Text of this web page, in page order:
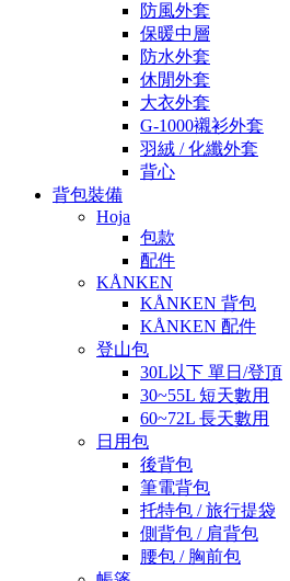
防風外套
保暖中層
防水外套
休閒外套
大衣外套
G-1000襯衫外套
羽絨 / 化纖外套
背心
背包裝備
Hoja
包款
配件
KÅNKEN
KÅNKEN 背包
KÅNKEN 配件
登山包
30L以下 單日/登頂
30~55L 短天數用
60~72L 長天數用
日用包
後背包
筆電背包
托特包 / 旅行提袋
側背包 / 肩背包
腰包 / 胸前包